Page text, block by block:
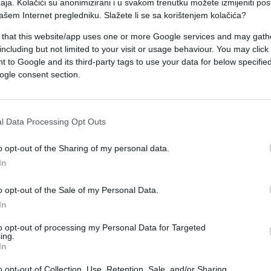
Kolačići su anonimizirani i u svakom trenutku možete izmijeniti
Internet pregledniku. Slažete li se sa korištenjem kolačića?
that this website/app uses one or more Google services and may
but not limited to your visit or usage behaviour. You may
to Google and its third-party tags to use your data for below
consent section.
Data Processing Opt Outs
opt-out of the Sharing of my personal data.
opt-out of the Sale of my Personal Data.
opt-out of processing my Personal Data for Targeted
pregovori o prvom klasteru, ocijenivši to
unije i punopravnom članstvu Ukrajine u EU.
deklaracija koja potvrđuje jasnu i
u podršci Ukrajini. Također je veoma
Američke Države, zajedno s našim
rade zajedno kako bi nastavili
se izvrši dodatni pritisak na rusku ratnu
da nastavi rat protiv Ukrajine.